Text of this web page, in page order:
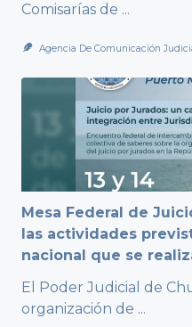
Comisarías de ...
Agencia De Comunicación
Mesa Federal de
las actividades
nacional que se
El Poder Judicial de
organización de ...